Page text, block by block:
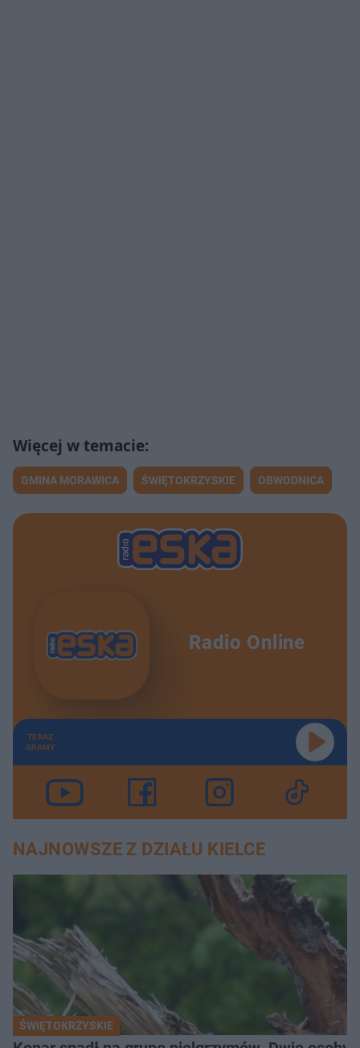
GMINA MORAWICA ŚWIĘTOKRZYSKIE OBWODNICA
Radio Online
TERAZ
GRAMY
NAJNOWSZE Z DZIAŁU KIELCE
ŚWIĘTOKRZYSKIE